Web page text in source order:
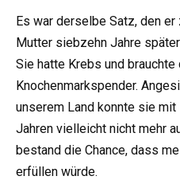
Es war derselbe Satz, den
Mutter siebzehn Jahre
Sie hatte Krebs und brauchte
Knochenmarkspender.
unserem Land konnte sie
Jahren vielleicht nicht mehr
bestand die Chance, dass
erfüllen würde.